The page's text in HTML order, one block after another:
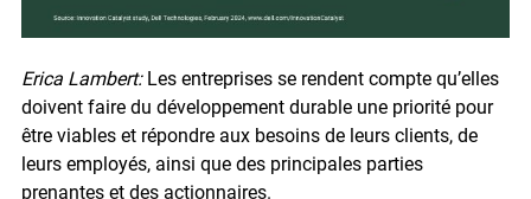
Erica Lambert:Les entreprises se rendent compte qu’elles
doivent faire du développement durable une priorité pour
être viables et répondre aux besoins de leurs clients, de
leurs employés, ainsi que des principales parties
prenantes et des actionnaires.